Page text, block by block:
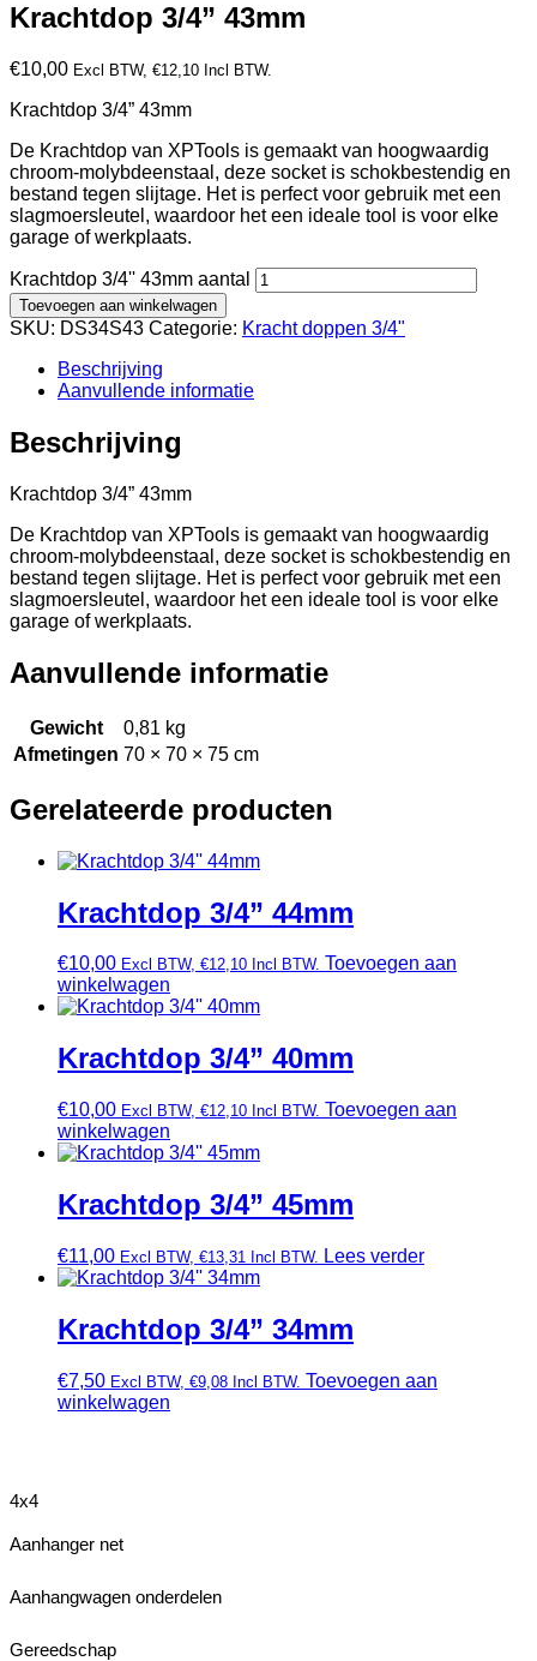
Krachtdop 3/4” 43mm
€10,00 Excl BTW, €12,10 Incl BTW.
Krachtdop 3/4” 43mm
De Krachtdop van XPTools is gemaakt van hoogwaardig
chroom-molybdeenstaal, deze socket is schokbestendig en
bestand tegen slijtage. Het is perfect voor gebruik met een
slagmoersleutel, waardoor het een ideale tool is voor elke
garage of werkplaats.
Krachtdop 3/4'' 43mm aantal
Toevoegen aan winkelwagen
SKU: DS34S43 Categorie: Kracht doppen 3/4"
Beschrijving
Aanvullende informatie
Beschrijving
Krachtdop 3/4” 43mm
De Krachtdop van XPTools is gemaakt van hoogwaardig
chroom-molybdeenstaal, deze socket is schokbestendig en
bestand tegen slijtage. Het is perfect voor gebruik met een
slagmoersleutel, waardoor het een ideale tool is voor elke
garage of werkplaats.
Aanvullende informatie
Gewicht
0,81 kg
Afmetingen 70 × 70 × 75 cm
Gerelateerde producten
Krachtdop 3/4” 44mm
€10,00 Excl BTW, €12,10 Incl BTW. Toevoegen aan
winkelwagen
Krachtdop 3/4” 40mm
€10,00 Excl BTW, €12,10 Incl BTW. Toevoegen aan
winkelwagen
Krachtdop 3/4” 45mm
€11,00 Excl BTW, €13,31 Incl BTW. Lees verder
Krachtdop 3/4” 34mm
€7,50 Excl BTW, €9,08 Incl BTW. Toevoegen aan
winkelwagen
4x4
Aanhanger net
Aanhangwagen onderdelen
Gereedschap